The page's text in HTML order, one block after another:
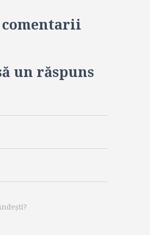
comentarii
un răspuns